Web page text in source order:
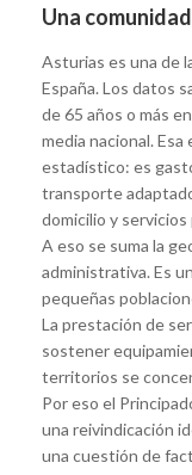
Una
Asturias es una de
España. Los datos
de 65 años o más
media nacional.
estadístico: es
transporte
domicilio y
A eso se suma la
administrativa. Es
pequeñas
La prestación de
sostener
territorios se
Por eso el
una reivindicación
una cuestión de